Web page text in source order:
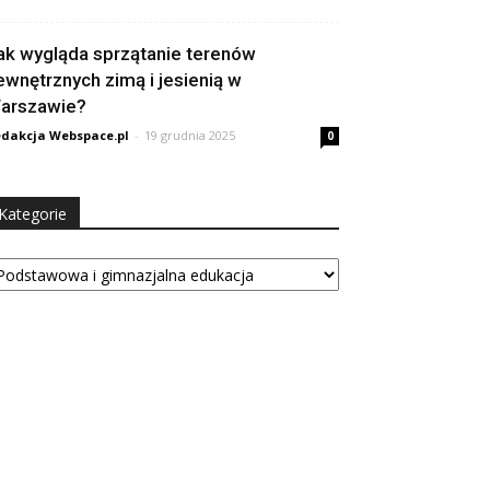
wygląda sprzątanie terenów
zimą i jesienią w
Webspace.pl - 19 grudnia 2025 0
Kategorie